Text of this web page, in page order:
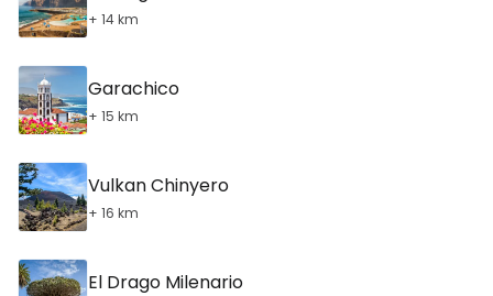
+ 14 km
Garachico
+ 15 km
Vulkan Chinyero
+ 16 km
El Drago Milenario